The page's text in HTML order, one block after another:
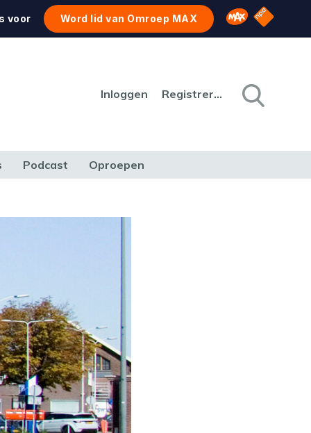
voor Word lid van Omroep MAX Omroep MAX
NPO
Inloggen Registreren
Podcast Oproepen